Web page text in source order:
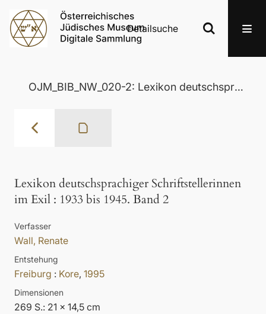
Detailsuche
OJM_BIB_NW_020-2: Lexikon deutschsprachiger Schriftstellerinnen im Exil
Lexikon deutschsprachiger Schriftstellerinnen
im Exil : 1933 bis 1945. Band 2
Verfasser
Wall, Renate
Entstehung
Freiburg : Kore, 1995
Dimensionen
269 S.: 21 x 14,5 cm